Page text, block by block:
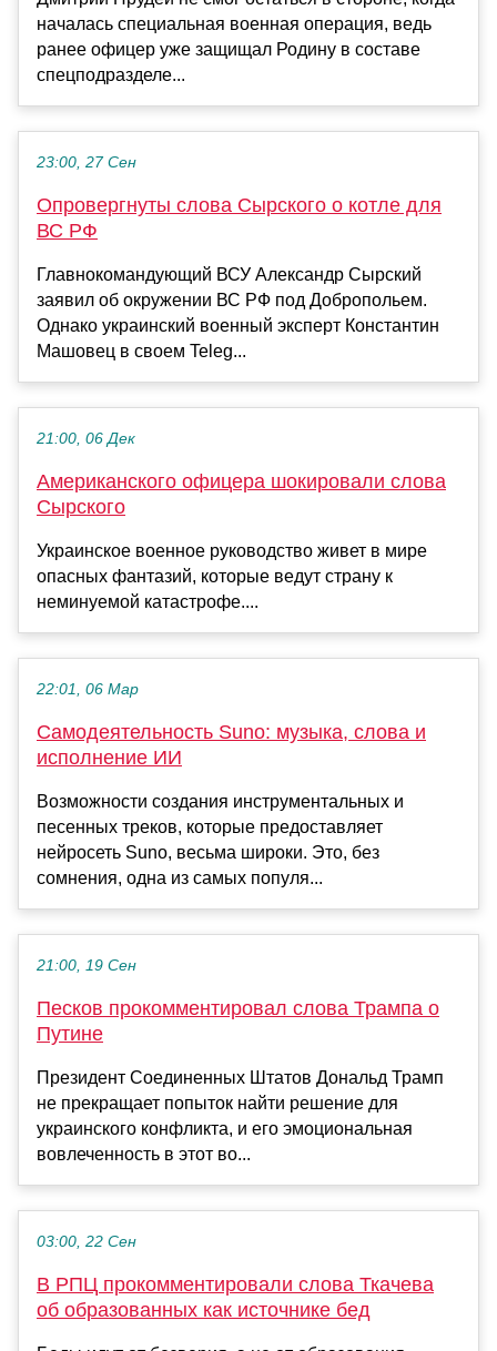
началась специальная военная операция, ведь
ранее офицер уже защищал Родину в составе
спецподразделе...
23:00, 27 Сен
Опровергнуты слова Сырского о котле для
ВС РФ
Главнокомандующий ВСУ Александр Сырский
заявил об окружении ВС РФ под Добропольем.
Однако украинский военный эксперт Константин
Машовец в своем Teleg...
21:00, 06 Дек
Американского офицера шокировали слова
Сырского
Украинское военное руководство живет в мире
опасных фантазий, которые ведут страну к
неминуемой катастрофе....
22:01, 06 Мар
Самодеятельность Suno: музыка, слова и
исполнение ИИ
Возможности создания инструментальных и
песенных треков, которые предоставляет
нейросеть Suno, весьма широки. Это, без
сомнения, одна из самых популя...
21:00, 19 Сен
Песков прокомментировал слова Трампа о
Путине
Президент Соединенных Штатов Дональд Трамп
не прекращает попыток найти решение для
украинского конфликта, и его эмоциональная
вовлеченность в этот во...
03:00, 22 Сен
В РПЦ прокомментировали слова Ткачева
об образованных как источнике бед